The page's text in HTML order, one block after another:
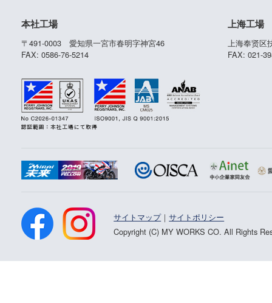
本社工場
〒491-0003 愛知県一宮市春明字神宮46
FAX: 0586-76-5214
上海工場
上海奉贤区
FAX: 021-
サイトマップ｜サイトポリシー
Copyright (C) MY WORKS CO. All Rights